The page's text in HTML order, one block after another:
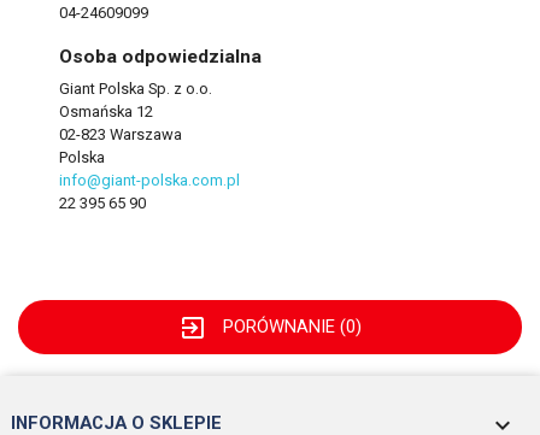
04-24609099
Osoba odpowiedzialna
Giant Polska Sp. z o.o.
Osmańska 12
02-823 Warszawa
Polska
info@giant-polska.com.pl
22 395 65 90
exit_to_app PORÓWNANIE (0)
INFORMACJA O SKLEPIE keyboard_arrow_down